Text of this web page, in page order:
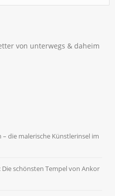
von unterwegs & daheim
die malerische Künstlerinsel im
schönsten Tempel von Ankor